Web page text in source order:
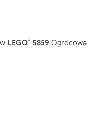
LEGO® 5859 Ogrodowa